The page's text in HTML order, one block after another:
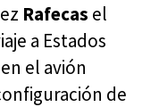
Rafecas el
a Estados
el avión
de